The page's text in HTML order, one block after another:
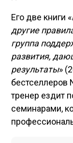
Его две книги «
другие
группа
развития,
результаты»
бестселлеров
тренер ездит
семинарами,